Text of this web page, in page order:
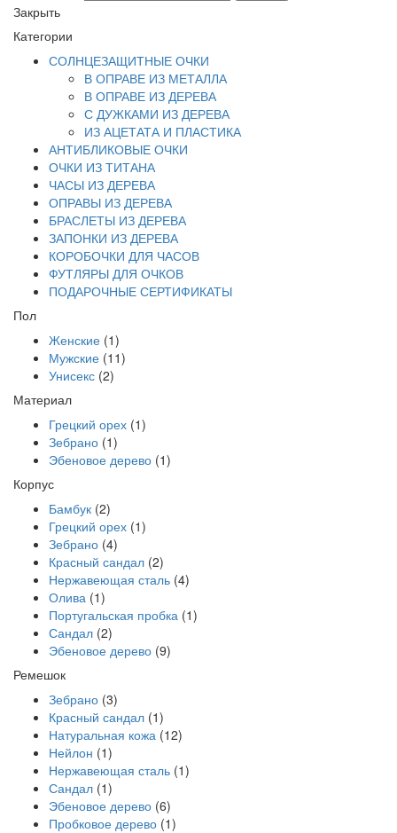
Закрыть
Категории
СОЛНЦЕЗАЩИТНЫЕ ОЧКИ
В ОПРАВЕ ИЗ МЕТАЛЛА
В ОПРАВЕ ИЗ ДЕРЕВА
С ДУЖКАМИ ИЗ ДЕРЕВА
ИЗ АЦЕТАТА И ПЛАСТИКА
АНТИБЛИКОВЫЕ ОЧКИ
ОЧКИ ИЗ ТИТАНА
ЧАСЫ ИЗ ДЕРЕВА
ОПРАВЫ ИЗ ДЕРЕВА
БРАСЛЕТЫ ИЗ ДЕРЕВА
ЗАПОНКИ ИЗ ДЕРЕВА
КОРОБОЧКИ ДЛЯ ЧАСОВ
ФУТЛЯРЫ ДЛЯ ОЧКОВ
ПОДАРОЧНЫЕ СЕРТИФИКАТЫ
Пол
Женские (1)
Мужские (11)
Унисекс (2)
Материал
Грецкий орех (1)
Зебрано (1)
Эбеновое дерево (1)
Корпус
Бамбук (2)
Грецкий орех (1)
Зебрано (4)
Красный сандал (2)
Нержавеющая сталь (4)
Олива (1)
Португальская пробка (1)
Сандал (2)
Эбеновое дерево (9)
Ремешок
Зебрано (3)
Красный сандал (1)
Натуральная кожа (12)
Нейлон (1)
Нержавеющая сталь (1)
Сандал (1)
Эбеновое дерево (6)
Пробковое дерево (1)